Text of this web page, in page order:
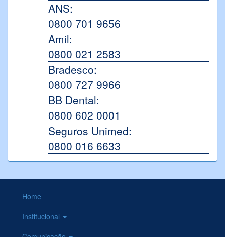
ANS:
0800 701 9656
Amil:
0800 021 2583
Bradesco:
0800 727 9966
BB Dental:
0800 602 0001
Seguros Unimed:
0800 016 6633
Home
Institucional